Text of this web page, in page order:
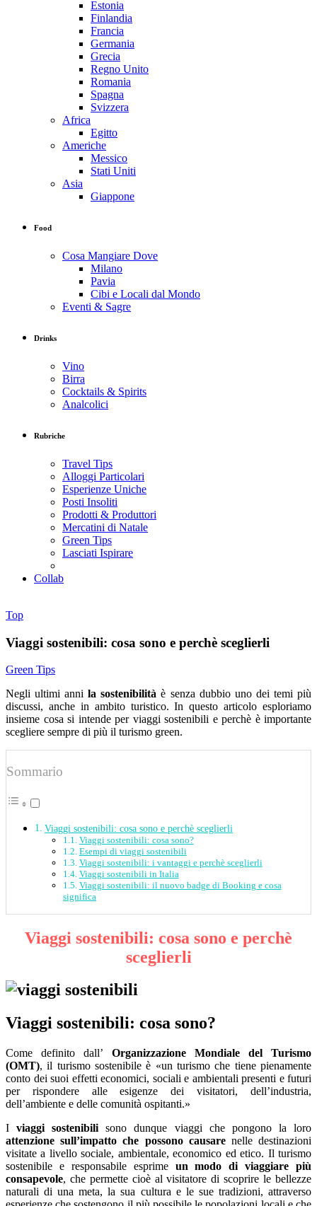
Estonia
Finlandia
Francia
Germania
Grecia
Regno Unito
Romania
Spagna
Svizzera
Africa
Egitto
Americhe
Messico
Stati Uniti
Asia
Giappone
Food
Cosa Mangiare Dove
Milano
Pavia
Cibi e Locali dal Mondo
Eventi & Sagre
Drinks
Vino
Birra
Cocktails & Spirits
Analcolici
Rubriche
Travel Tips
Alloggi Particolari
Esperienze Uniche
Posti Insoliti
Prodotti & Produttori
Mercatini di Natale
Green Tips
Lasciati Ispirare
Collab
Top
Viaggi sostenibili: cosa sono e perchè sceglierli
Green Tips
Negli ultimi annila sostenibilità è senza dubbio uno dei temi più
discussi, anche in ambito turistico. In questo articolo esploriamo
insieme cosa si intende per viaggi sostenibili e perchè è importante
scegliere sempre di più il turismo green.
Sommario
Viaggi sostenibili: cosa sono e perchè sceglierli
Viaggi sostenibili: cosa sono?
Esempi di viaggi sostenibili
Viaggi sostenibili: i vantaggi e perchè sceglierli
Viaggi sostenibili in Italia
Viaggi sostenibili: il nuovo badge di Booking e cosa
significa
Viaggi sostenibili: cosa sono e perchè
sceglierli
Viaggi sostenibili: cosa sono?
Come definito dall’ Organizzazione Mondiale del Turismo
(OMT), il turismo sostenibile è «un turismo che tiene pienamente
conto dei suoi effetti economici, sociali e ambientali presenti e futuri
per rispondere alle esigenze dei visitatori, dell’industria,
dell’ambiente e delle comunità ospitanti.»
Iviaggi sostenibili sono dunque viaggi che pongono la loro
attenzione sull’impatto che possono causarenelle destinazioni
visitate a livello sociale, ambientale, economico ed etico. Il turismo
sostenibile e responsabile esprime un modo di viaggiare più
consapevole, che permette cioè al visitatore di scoprire le bellezze
naturali di una meta, la sua cultura e le sue tradizioni, attraverso